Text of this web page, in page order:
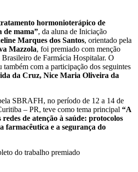
hormonioterápico de
de mama”, da aluna de Iniciação
Marques dos Santos, orientado pela
Mazzola, foi premiado com menção
de Farmácia Hospitalar. O
com a participação dos seguintes
da Cruz, Nice Maria Oliveira da
SBRAFH, no período de 12 a 14 de
– PR, teve como tema principal “A
de atenção à saúde: protocolos
farmacêutica e a segurança do
do trabalho premiado